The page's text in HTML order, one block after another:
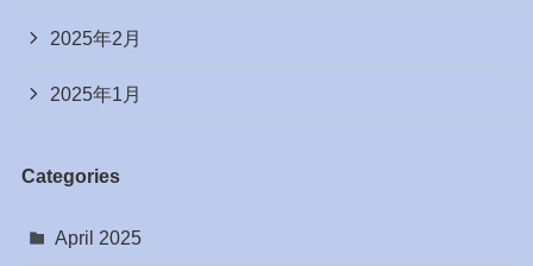
2025年2月
2025年1月
Categories
April 2025